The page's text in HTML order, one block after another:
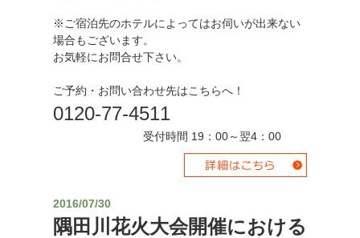
※ご宿泊先のホテルによってはお伺いが出来ない
場合もございます。
お気軽にお問合せ下さい。
ご予約・お問い合わせ先はこちらへ！
0120-77-4511
受付時間 19：00～翌4：00
2016/07/30
隅田川花火大会開催における